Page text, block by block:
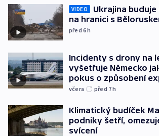
VIDEO
Ukrajina
na hranici s
před 6h
Incidenty s drony na
vyšetřuje Německo
pokus o způsobení
včera před 7h
Klimatický budíček
podniky šetří,
svícení